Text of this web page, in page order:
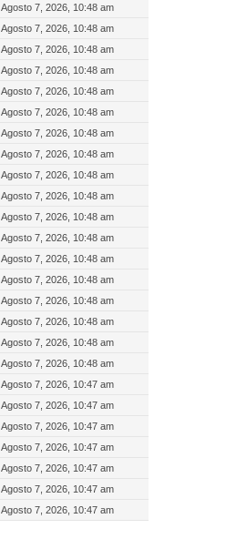
Agosto 7, 2026, 10:48 am
Agosto 7, 2026, 10:48 am
Agosto 7, 2026, 10:48 am
Agosto 7, 2026, 10:48 am
Agosto 7, 2026, 10:48 am
Agosto 7, 2026, 10:48 am
Agosto 7, 2026, 10:48 am
Agosto 7, 2026, 10:48 am
Agosto 7, 2026, 10:48 am
Agosto 7, 2026, 10:48 am
Agosto 7, 2026, 10:48 am
Agosto 7, 2026, 10:48 am
Agosto 7, 2026, 10:48 am
Agosto 7, 2026, 10:48 am
Agosto 7, 2026, 10:48 am
Agosto 7, 2026, 10:48 am
Agosto 7, 2026, 10:48 am
Agosto 7, 2026, 10:48 am
Agosto 7, 2026, 10:47 am
Agosto 7, 2026, 10:47 am
Agosto 7, 2026, 10:47 am
Agosto 7, 2026, 10:47 am
Agosto 7, 2026, 10:47 am
Agosto 7, 2026, 10:47 am
Agosto 7, 2026, 10:47 am